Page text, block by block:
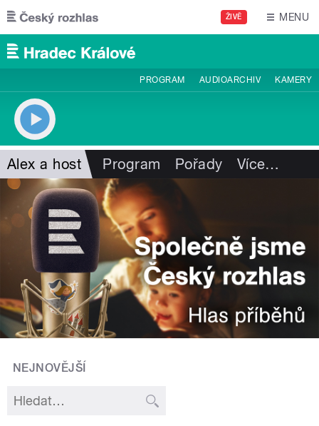
Přejít k hlavnímu obsahu
ŽIVĚ MENU
PROGRAM AUDIOARCHIV KAMERY
Alex a host Program Pořady Více…
NEJNOVĚJŠÍ